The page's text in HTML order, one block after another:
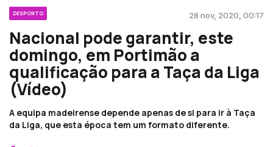
DESPORTO 28 nov, 2020, 00:17
Nacional pode garantir, este
domingo, em Portimão a
qualificação para a Taça da Liga
(Vídeo)
A equipa madeirense depende apenas de si para ir à Taça
da Liga, que esta época tem um formato diferente.